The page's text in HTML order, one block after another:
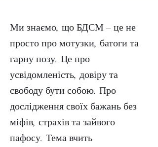
Ми знаємо, що БДСМ – це не
просто про мотузки, батоги та
гарну позу. Це про
усвідомленість, довіру та
свободу бути собою. Про
дослідження своїх бажань без
міфів, страхів та зайвого
пафосу. Тема вчить